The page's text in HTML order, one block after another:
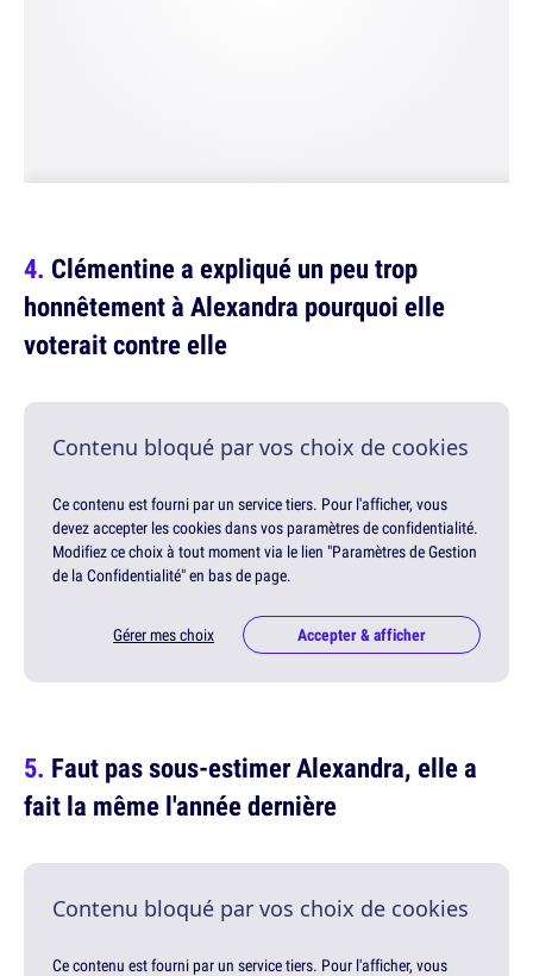
Clémentine a expliqué un peu trop
honnêtement à Alexandra pourquoi elle
voterait contre elle
Contenu bloqué par vos choix de cookies
Ce contenu est fourni par un service tiers. Pour l'afficher, vous
devez accepter les cookies dans vos paramètres de confidentialité.
Modifiez ce choix à tout moment via le lien "Paramètres de Gestion
de la Confidentialité" en bas de page.
Gérer mes choix Accepter & afficher
Faut pas sous-estimer Alexandra, elle a
fait la même l'année dernière
Contenu bloqué par vos choix de cookies
Ce contenu est fourni par un service tiers. Pour l'afficher, vous